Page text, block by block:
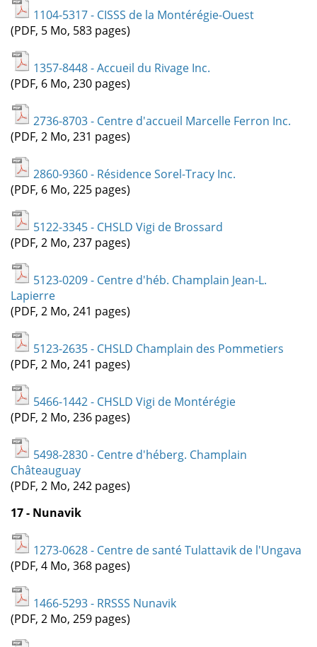
1104-5317 - CISSS de la Montérégie-Ouest
(PDF, 5 Mo, 583 pages)
1357-8448 - Accueil du Rivage Inc.
(PDF, 6 Mo, 230 pages)
2736-8703 - Centre d'accueil Marcelle Ferron Inc.
(PDF, 2 Mo, 231 pages)
2860-9360 - Résidence Sorel-Tracy Inc.
(PDF, 6 Mo, 225 pages)
5122-3345 - CHSLD Vigi de Brossard
(PDF, 2 Mo, 237 pages)
5123-0209 - Centre d'héb. Champlain Jean-L.
Lapierre
(PDF, 2 Mo, 241 pages)
5123-2635 - CHSLD Champlain des Pommetiers
(PDF, 2 Mo, 241 pages)
5466-1442 - CHSLD Vigi de Montérégie
(PDF, 2 Mo, 236 pages)
5498-2830 - Centre d'héberg. Champlain
Châteauguay
(PDF, 2 Mo, 242 pages)
17 - Nunavik
1273-0628 - Centre de santé Tulattavik de l'Ungava
(PDF, 4 Mo, 368 pages)
1466-5293 - RRSSS Nunavik
(PDF, 2 Mo, 259 pages)